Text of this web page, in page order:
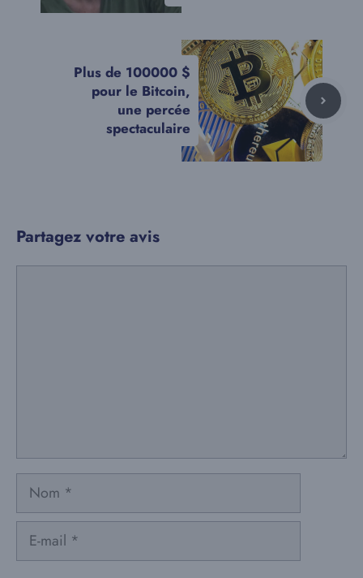
Plus de 100000 $
pour le Bitcoin,
une percée
spectaculaire
Partagez votre avis
Nom
mail